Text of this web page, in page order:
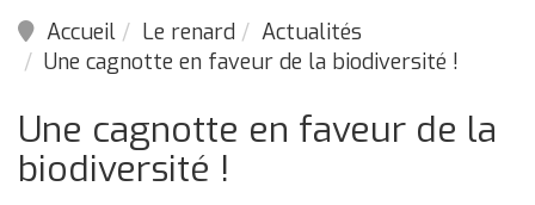
Accueil Le renard
Actualités
Une cagnotte en faveur de la biodiversité !
Une cagnotte en faveur de la
biodiversité !